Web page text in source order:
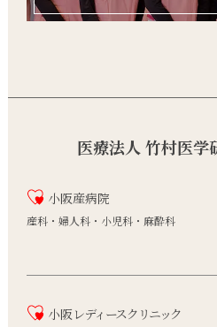
医療法人 竹村医学
小阪産病院
産科・婦人科・小児科・麻酔科
小阪 レディースクリニック